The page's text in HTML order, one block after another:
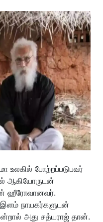
உலகில் போற்றப்படுபவர்
ஆகியோருடன்
ஹீரோவானவர்.
இளம் நாயகர்களுடன்
அது சத்யராஜ் தான்.